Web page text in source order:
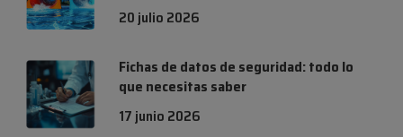
20 julio 2026
Fichas de datos de seguridad: todo lo
que necesitas saber
17 junio 2026